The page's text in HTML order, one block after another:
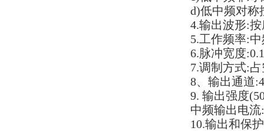
d)低中频对称
4.输出波形:
5.工作频率:
6.脉冲宽度
7.调制方式:
8、输出通道
9. 输出强度
中频输出电流
10.输出和保